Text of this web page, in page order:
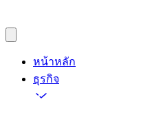
หน้าหลัก
ธุรกิจ